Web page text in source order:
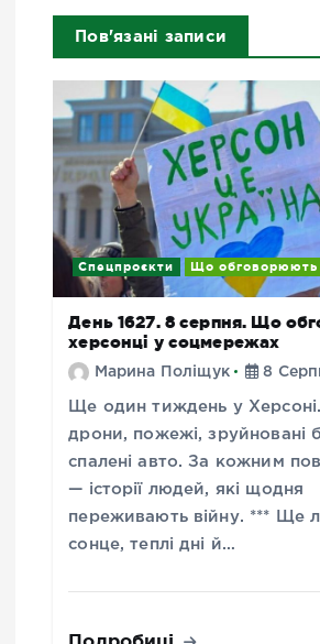
Пов'язані записи
Спецпроєкти Що обговорюють
День 1627. 8 серпня. Що
херсонці у соцмережах
Марина Поліщук 8
Ще один тиждень у Херсоні.
дрони, пожежі, зруйновані
спалені авто. За кожним
— історії людей, які щодня
переживають війну. *** Ще
сонце, теплі дні й…